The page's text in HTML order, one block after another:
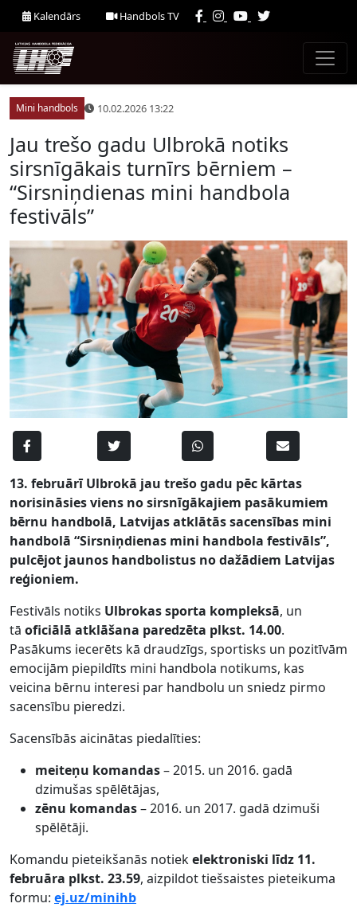
Kalendārs Handbols TV
Mini handbols 10.02.2026 13:22
Jau trešo gadu Ulbrokā notiks
sirsnīgākais turnīrs bērniem –
“Sirsniņdienas mini handbola
festivāls”
13. februārī Ulbrokā jau trešo gadu pēc kārtas
norisināsies viens no sirsnīgākajiem pasākumiem
bērnu handbolā, Latvijas atklātās sacensības mini
handbolā “Sirsniņdienas mini handbola festivāls”,
pulcējot jaunos handbolistus no dažādiem Latvijas
reģioniem.
Festivāls notiks Ulbrokas sporta kompleksā, un
tā oficiālā atklāšana paredzēta plkst. 14.00.
Pasākums iecerēts kā draudzīgs, sportisks un pozitīvām
emocijām piepildīts mini handbola notikums, kas
veicina bērnu interesi par handbolu un sniedz pirmo
sacensību pieredzi.
Sacensībās aicinātas piedalīties:
meiteņu komandas– 2015. un 2016. gadā
dzimušas spēlētājas,
zēnu komandas– 2016. un 2017. gadā dzimuši
spēlētāji.
Komandu pieteikšanās notiekelektroniski līdz 11.
februāra plkst. 23.59, aizpildot tiešsaistes pieteikuma
formu: ej.uz/minihb